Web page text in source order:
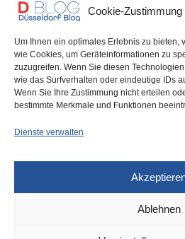
Cookie-Zustimmung
Um Ihnen ein optimales Erlebnis zu bieten,
wie Cookies, um Geräteinformationen zu
zuzugreifen. Wenn Sie diesen
wie das Surfverhalten oder eindeutige IDs
Wenn Sie Ihre Zustimmung nicht erteilen
bestimmte Merkmale und Funktionen
Dienste verwalten
Ablehnen
POLIZEI 1. JANUAR 2026
Silvesterbilanz:
Bolker Stern trauriger
Nur einen Tag nach dem Mordversuch